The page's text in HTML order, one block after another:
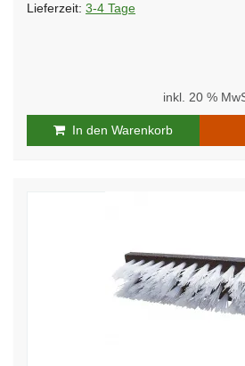
Lieferzeit: 3-4 Tage
inkl. 20 %
In den Warenkorb